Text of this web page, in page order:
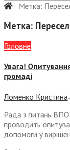
Метка:
Метка:
Головне
Увага!
громаді
Ломенко Кристина —
Рада з питань ВПО
проводить
допомоги у